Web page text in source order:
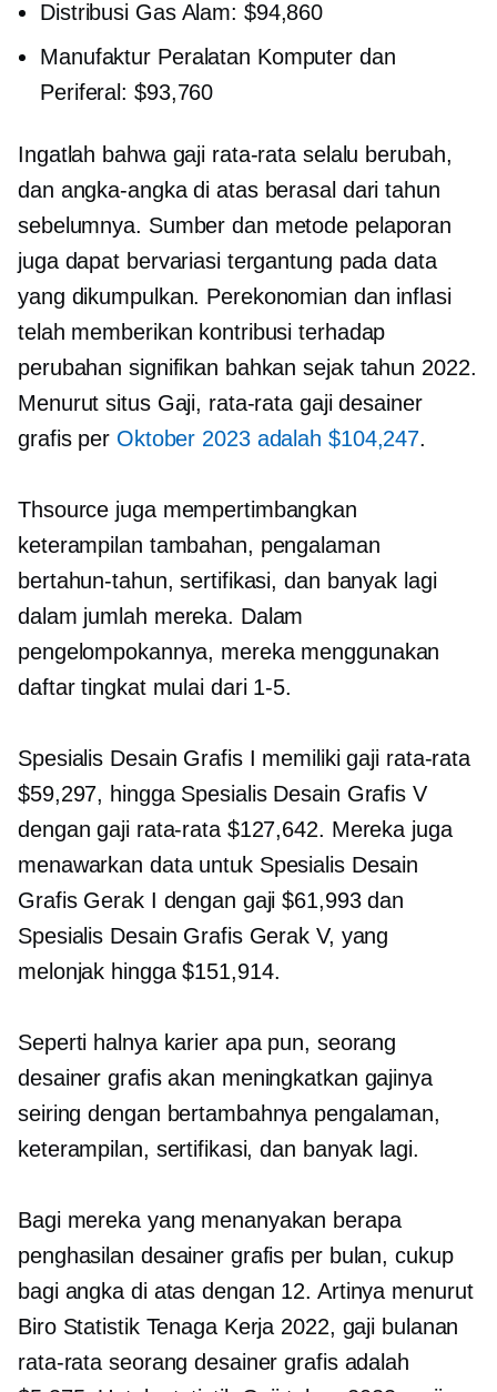
Distribusi Gas Alam: $94,860
Manufaktur Peralatan Komputer dan
Periferal: $93,760
Ingatlah bahwa gaji rata-rata selalu berubah,
dan angka-angka di atas berasal dari tahun
sebelumnya. Sumber dan metode pelaporan
juga dapat bervariasi tergantung pada data
yang dikumpulkan. Perekonomian dan inflasi
telah memberikan kontribusi terhadap
perubahan signifikan bahkan sejak tahun 2022.
Menurut situs Gaji, rata-rata gaji desainer
grafis per Oktober 2023 adalah $104,247.
Thsource juga mempertimbangkan
keterampilan tambahan, pengalaman
bertahun-tahun, sertifikasi, dan banyak lagi
dalam jumlah mereka. Dalam
pengelompokannya, mereka menggunakan
daftar tingkat mulai dari 1-5.
Spesialis Desain Grafis I memiliki gaji rata-rata
$59,297, hingga Spesialis Desain Grafis V
dengan gaji rata-rata $127,642. Mereka juga
menawarkan data untuk Spesialis Desain
Grafis Gerak I dengan gaji $61,993 dan
Spesialis Desain Grafis Gerak V, yang
melonjak hingga $151,914.
Seperti halnya karier apa pun, seorang
desainer grafis akan meningkatkan gajinya
seiring dengan bertambahnya pengalaman,
keterampilan, sertifikasi, dan banyak lagi.
Bagi mereka yang menanyakan berapa
penghasilan desainer grafis per bulan, cukup
bagi angka di atas dengan 12. Artinya menurut
Biro Statistik Tenaga Kerja 2022, gaji bulanan
rata-rata seorang desainer grafis adalah